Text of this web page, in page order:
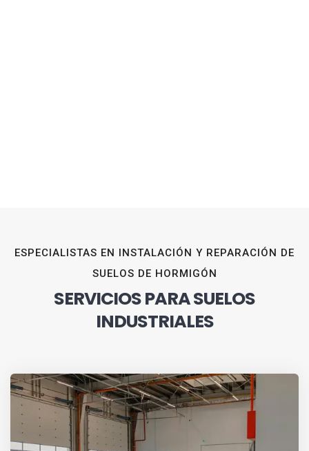
ESPECIALISTAS EN INSTALACIÓN Y REPARACIÓN DE
SUELOS DE HORMIGÓN
SERVICIOS PARA SUELOS
INDUSTRIALES